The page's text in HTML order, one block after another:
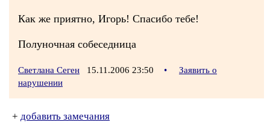
Как же приятно, Игорь! Спасибо тебе!
Полуночная собеседница
Светлана Сеген 15.11.2006 23:50 •
Заявить о
нарушении
+ добавить замечания